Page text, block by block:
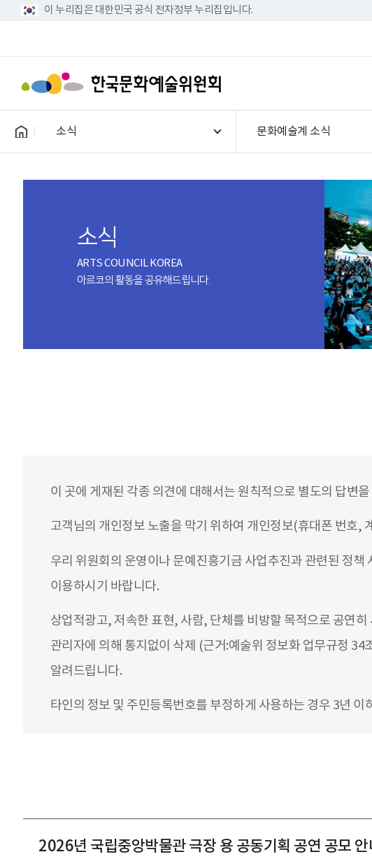
이 누리집은 대한민국 공식 전자정부 누리집입니다.
소식 문화예술계 소식
소식
ARTS COUNCIL KOREA
아르코의 활동을 공유해드립니다.
이 곳에 게재된 각종 의견에 대해서는 원칙적으로 별도의 답변
고객님의 개인정보 노출을 막기 위하여 개인정보(휴대폰 번호,
우리 위원회의 운영이나 문예진흥기금 사업추진과 관련된 정
이용하시기 바랍니다.
상업적광고, 저속한 표현, 사람, 단체를 비방할 목적으로 공연
관리자에 의해 통지없이 삭제 (근거:예술위 정보화 업무규정 34
알려드립니다.
타인의 정보 및 주민등록번호를 부정하게 사용하는 경우 3년
2026년 국립중앙박물관 극장 용 공동기획 공연 공모 안